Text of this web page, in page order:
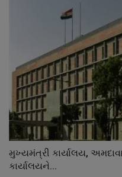
મુખ્યમંત્રી કાર્યાલય,
કાર્યાલયને...